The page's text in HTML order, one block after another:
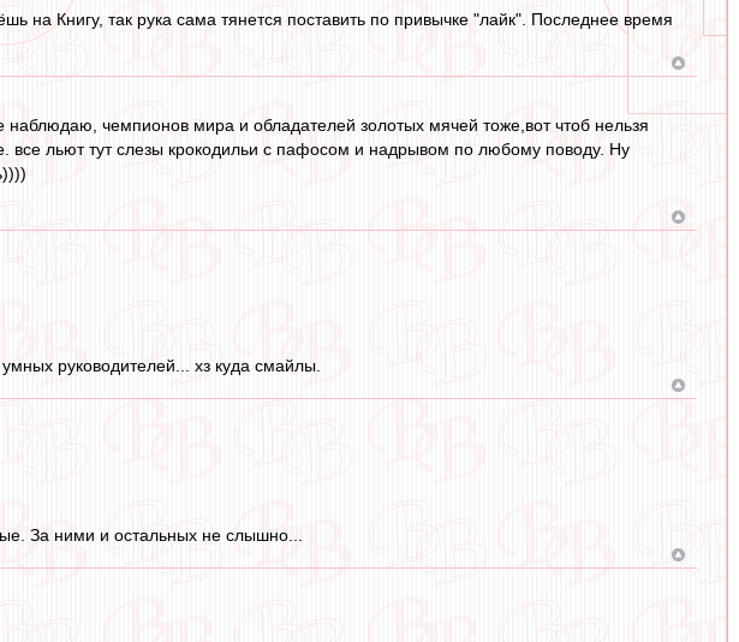
на Книгу, так рука сама тянется поставить по привычке "лайк". Последнее время
чемпионов мира и обладателей золотых мячей тоже,вот чтоб нельзя
льют тут слезы крокодильи с пафосом и надрывом по любому поводу. Ну
руководителей... хз куда смайлы.
За ними и остальных не слышно...